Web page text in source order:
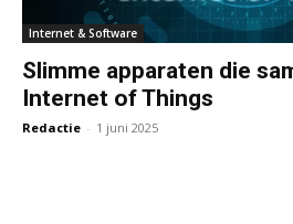
Internet & Software
Slimme apparaten die
Internet of Things
Redactie - 1 juni 2025